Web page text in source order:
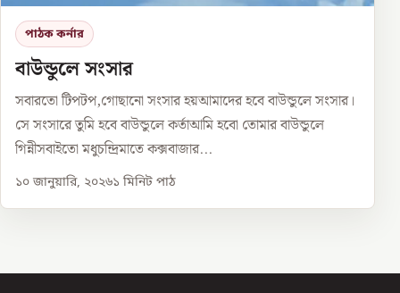
পাঠক কর্নার
বাউন্ডুলে সংসার
সবারতো টিপটপ,গোছানো সংসার হয়আমাদের হবে বাউন্ডুলে সংসার।
সে সংসারে তুমি হবে বাউন্ডুলে কর্তাআমি হবো তোমার বাউন্ডুলে
গিন্নীসবাইতো মধুচন্দ্রিমাতে কক্সবাজার...
১০ জানুয়ারি, ২০২৬১ মিনিট পাঠ